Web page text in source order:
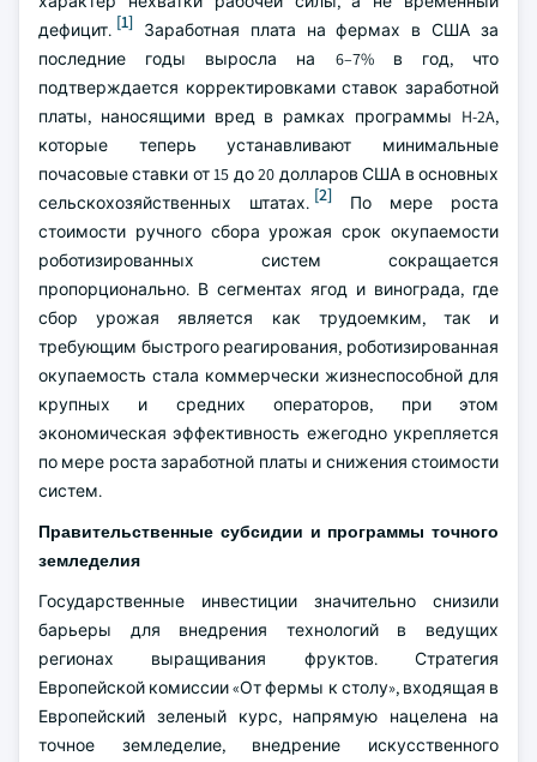
дефицит. [1] Заработная плата на фермах в США за
последние годы выросла на 6–7% в год, что
подтверждается корректировками ставок заработной
платы, наносящими вред в рамках программы H-2A,
которые теперь устанавливают минимальные
почасовые ставки от 15 до 20 долларов США в основных
сельскохозяйственных штатах. [2] По мере роста
стоимости ручного сбора урожая срок окупаемости
роботизированных систем сокращается
пропорционально. В сегментах ягод и винограда, где
сбор урожая является как трудоемким, так и
требующим быстрого реагирования, роботизированная
окупаемость стала коммерчески жизнеспособной для
крупных и средних операторов, при этом
экономическая эффективность ежегодно укрепляется
по мере роста заработной платы и снижения стоимости
систем.
Правительственные субсидии и программы точного
земледелия
Государственные инвестиции значительно снизили
барьеры для внедрения технологий в ведущих
регионах выращивания фруктов. Стратегия
Европейской комиссии «От фермы к столу», входящая в
Европейский зеленый курс, напрямую нацелена на
точное земледелие, внедрение искусственного